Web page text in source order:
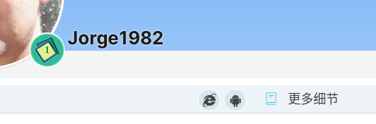
1
Jorge1982
更多细节